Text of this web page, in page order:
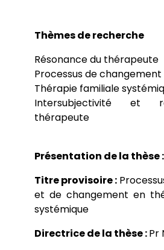
Thèmes de recherche
Résonance du thérapeute
Processus de changement
Thérapie familiale
Intersubjectivité et
thérapeute
Présentation de la thèse :
Titre provisoire :
et de changement en
systémique
Directrice de la thèse :Pr